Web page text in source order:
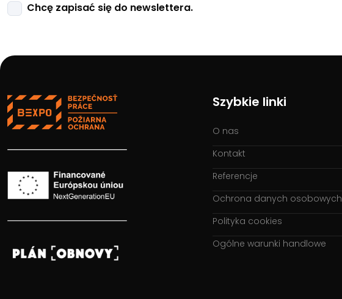
Chcę zapisać się do newslettera.
Szybkie linki
O nas
Kontakt
Referencje
Ochrona danych osobowych
Polityka cookies
Ogólne warunki handlowe